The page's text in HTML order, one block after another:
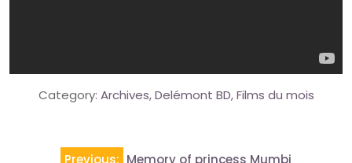
Category: Archives,Delémont BD,Films du mois
Navigation